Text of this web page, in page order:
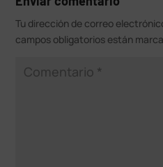
Tu dirección de correo
campos obligatorios están